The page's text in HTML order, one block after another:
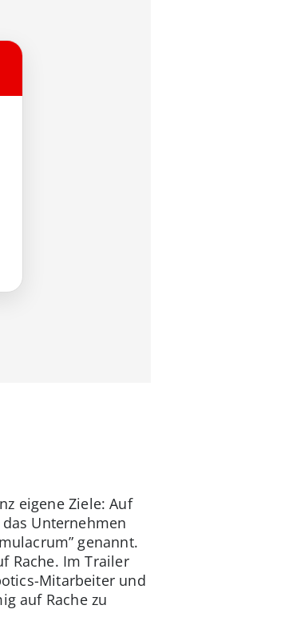
eigene Ziele: Auf
Unternehmen
genannt.
Rache. Im Trailer
Mitarbeiter und
auf Rache zu